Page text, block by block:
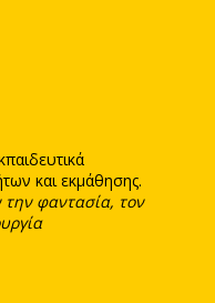
και εκμάθησης.
την φαντασία, τον